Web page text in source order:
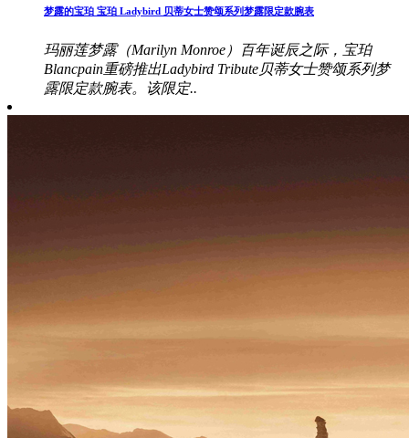
梦露的宝珀 宝珀 Ladybird 贝蒂女士赞颂系列梦露限定款腕表
玛丽莲梦露（Marilyn Monroe）百年诞辰之际，宝珀
Blancpain重磅推出Ladybird Tribute贝蒂女士赞颂系列梦
露限定款腕表。该限定..